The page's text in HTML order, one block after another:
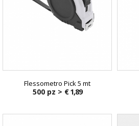
Flessometro Pick 5 mt
500 pz > € 1,89